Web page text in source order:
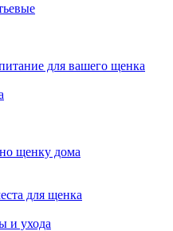
для вашего щенка
щенку дома
для щенка
и ухода